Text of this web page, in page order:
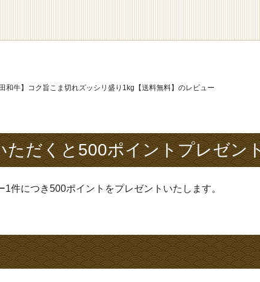
田和牛】コク旨こま切れズッシリ盛り1kg【送料無料】のレビュー
ただくと500ポイントプレゼン
件につき500ポイントをプレゼントいたします。